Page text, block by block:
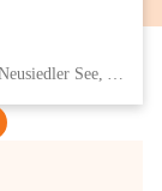
Eisenstädter Straße 18, 7091 Breitenbrunn am Neusiedler See, AUT